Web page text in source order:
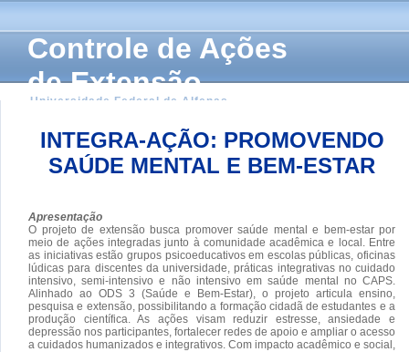
Controle de Ações
de Extensão
Universidade Federal de Alfenas
INTEGRA-AÇÃO: PROMOVENDO
SAÚDE MENTAL E BEM-ESTAR
Apresentação
O projeto de extensão busca promover saúde mental e bem-estar por
meio de ações integradas junto à comunidade acadêmica e local. Entre
as iniciativas estão grupos psicoeducativos em escolas públicas, oficinas
lúdicas para discentes da universidade, práticas integrativas no cuidado
intensivo, semi-intensivo e não intensivo em saúde mental no CAPS.
Alinhado ao ODS 3 (Saúde e Bem-Estar), o projeto articula ensino,
pesquisa e extensão, possibilitando a formação cidadã de estudantes e a
produção científica. As ações visam reduzir estresse, ansiedade e
depressão nos participantes, fortalecer redes de apoio e ampliar o acesso
a cuidados humanizados e integrativos. Com impacto acadêmico e social,